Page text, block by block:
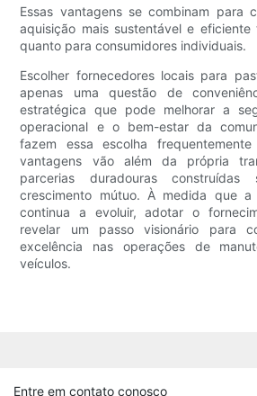
Essas vantagens se combinam para
aquisição mais sustentável e
quanto para consumidores individuais.
Escolher fornecedores locais para
apenas uma questão de
estratégica que pode melhorar a
operacional e o bem-estar da
fazem essa escolha
vantagens vão além da própria
parcerias duradouras
crescimento mútuo. À medida que a
continua a evoluir, adotar o
revelar um passo visionário para
excelência nas operações de
veículos.
Entre em contato conosco